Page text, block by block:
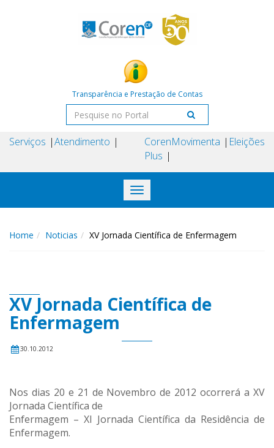
Transparência e Prestação de Contas
Serviços Atendimento
Coren
Plus
Movimenta Eleições
Toggle
navigation
Home Noticias XV Jornada Científica de Enfermagem
XV Jornada Científica de
Enfermagem
30.10.2012
Nos dias 20 e 21 de Novembro de 2012 ocorrerá a XV
Jornada Científica de
Enfermagem – XI Jornada Científica da Residência de
Enfermagem.